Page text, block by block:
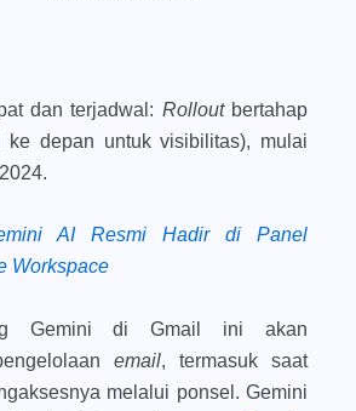
dan terjadwal: Rollout bertahap
ke depan untuk visibilitas), mulai
AI Resmi Hadir di Panel
Workspace
Gemini di Gmail ini akan
email, termasuk saat
melalui ponsel. Gemini